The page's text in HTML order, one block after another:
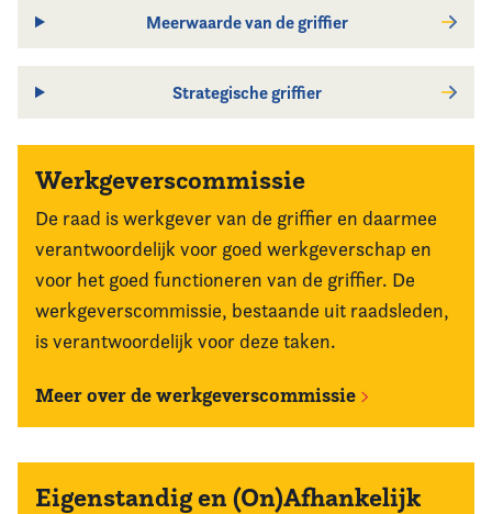
Meerwaarde van de griffier
Strategische griffier
Werkgeverscommissie
De raad is werkgever van de griffi­er en daarmee
verantwoordelijk voor goed werkgeverschap en
voor het goed functioneren van de griffier. De
werkgeverscommissie, bestaande uit raadsleden,
is verantwoordelijk voor deze taken.
Meer over de werkgeverscommissie
Eigenstandig en (On)Afhankelijk